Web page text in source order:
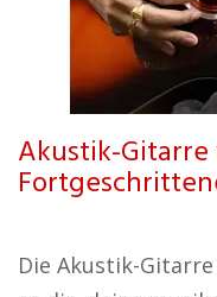
Akustik-
Die Akustik-